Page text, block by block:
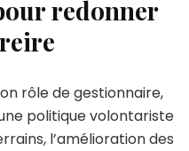
redonner
rôle de gestionnaire,
politique volontariste
l’amélioration des